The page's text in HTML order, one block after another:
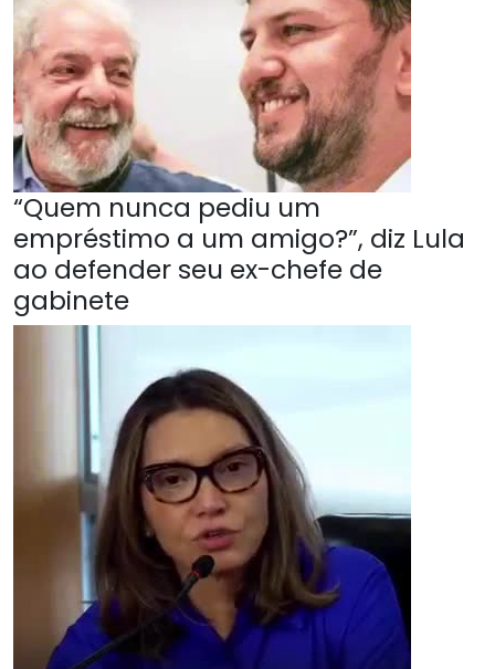
“Quem nunca pediu um
empréstimo a um amigo?”, diz Lula
ao defender seu ex-chefe de
gabinete